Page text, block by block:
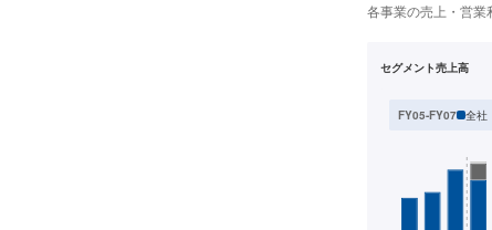
各事業の売上・営
セグメント売上高
FY05-FY07 全社